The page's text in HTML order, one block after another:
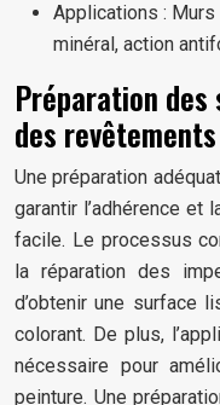
Applications :
minéral, action
Préparation
des revêtements
Une préparation
garantir l’adhérence et
facile. Le processus
la réparation des
d’obtenir une surface
colorant. De plus,
nécessaire pour
peinture. Une